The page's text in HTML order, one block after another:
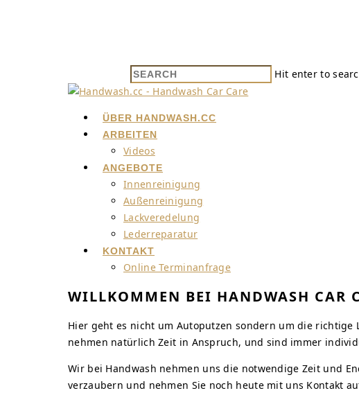
Hit enter to
ÜBER HANDWASH.CC
ARBEITEN
Videos
ANGEBOTE
Innenreinigung
Außenreinigung
Lackveredelung
Lederreparatur
KONTAKT
Online Terminanfrage
WILLKOMMEN BEI HANDWASH CAR
Hier geht es nicht um Autoputzen sondern um die
nehmen natürlich Zeit in Anspruch, und sind immer
Wir bei Handwash nehmen uns die notwendige Zeit und
verzaubern und nehmen Sie noch heute mit uns Kontakt